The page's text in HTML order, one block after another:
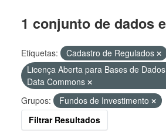
1 conjunto de dados
Etiquetas: Cadastro de Regulados
Licença Aberta para Bases de
Data Commons
Grupos:
Fundos de Investimento
Filtrar Resultados